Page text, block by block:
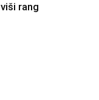
rang